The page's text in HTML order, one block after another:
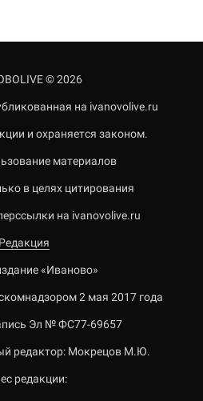
© 2026
на ivanovolive.ru
и охраняется законом.
материалов
в целях цитирования
на ivanovolive.ru
Редакция
«Иваново»
2 мая 2017 года
Эл № ФС77-69657
редактор: Мокрецов М.Ю.
редакции: